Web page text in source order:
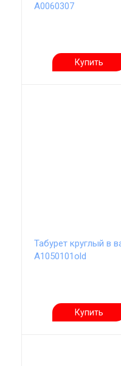
А0060307
Купить
Табурет круглый в
А1050101old
Купить